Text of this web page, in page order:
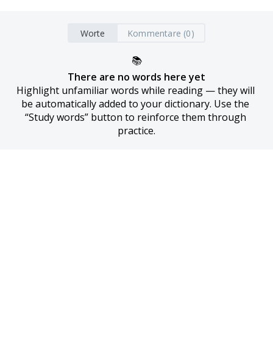
Worte Kommentare (0)
📚
There are no words here yet
Highlight unfamiliar words while reading — they will
be automatically added to your dictionary. Use the
“Study words” button to reinforce them through
practice.